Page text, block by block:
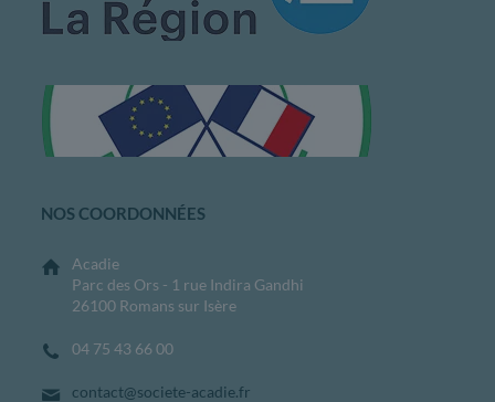
NOS COORDONNÉES
Acadie
Parc des Ors - 1 rue Indira Gandhi
26100 Romans sur Isère
04 75 43 66 00
contact@societe-acadie.fr